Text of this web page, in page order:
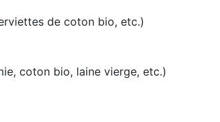
de coton bio, etc.)
coton bio, laine vierge, etc.)